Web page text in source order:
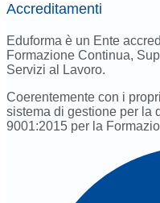
Accreditamenti
Eduforma è un Ente
Formazione Continua,
Servizi al Lavoro.
Coerentemente con i
sistema di gestione per la
9001:2015 per la